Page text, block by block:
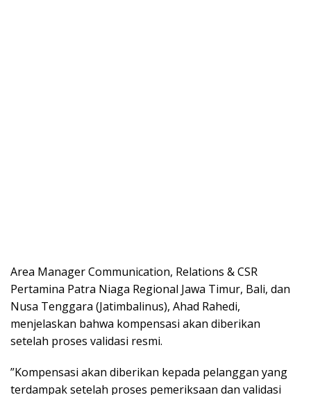
​Area Manager Communication, Relations & CSR
Pertamina Patra Niaga Regional Jawa Timur, Bali, dan
Nusa Tenggara (Jatimbalinus), Ahad Rahedi,
menjelaskan bahwa kompensasi akan diberikan
setelah proses validasi resmi.
​”Kompensasi akan diberikan kepada pelanggan yang
terdampak setelah proses pemeriksaan dan validasi